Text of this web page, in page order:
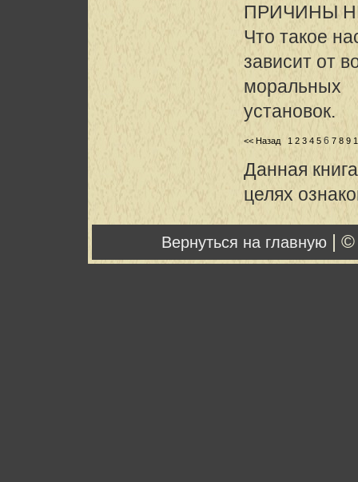
ПРИЧИНЫ
Что такое
зависит от
моральных
установок.
<< Назад 1 2 3 4 5 6 7 8 9
Данная
целях
Вернуться на главную |